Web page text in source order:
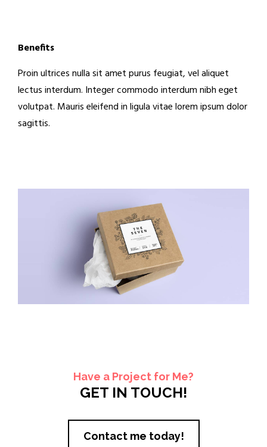
Benefits
Proin ultrices nulla sit amet purus feugiat, vel aliquet
lectus interdum. Integer commodo interdum nibh eget
volutpat. Mauris eleifend in ligula vitae lorem ipsum dolor
sagittis.
Have a Project for Me?
GET IN TOUCH!
Contact me today!